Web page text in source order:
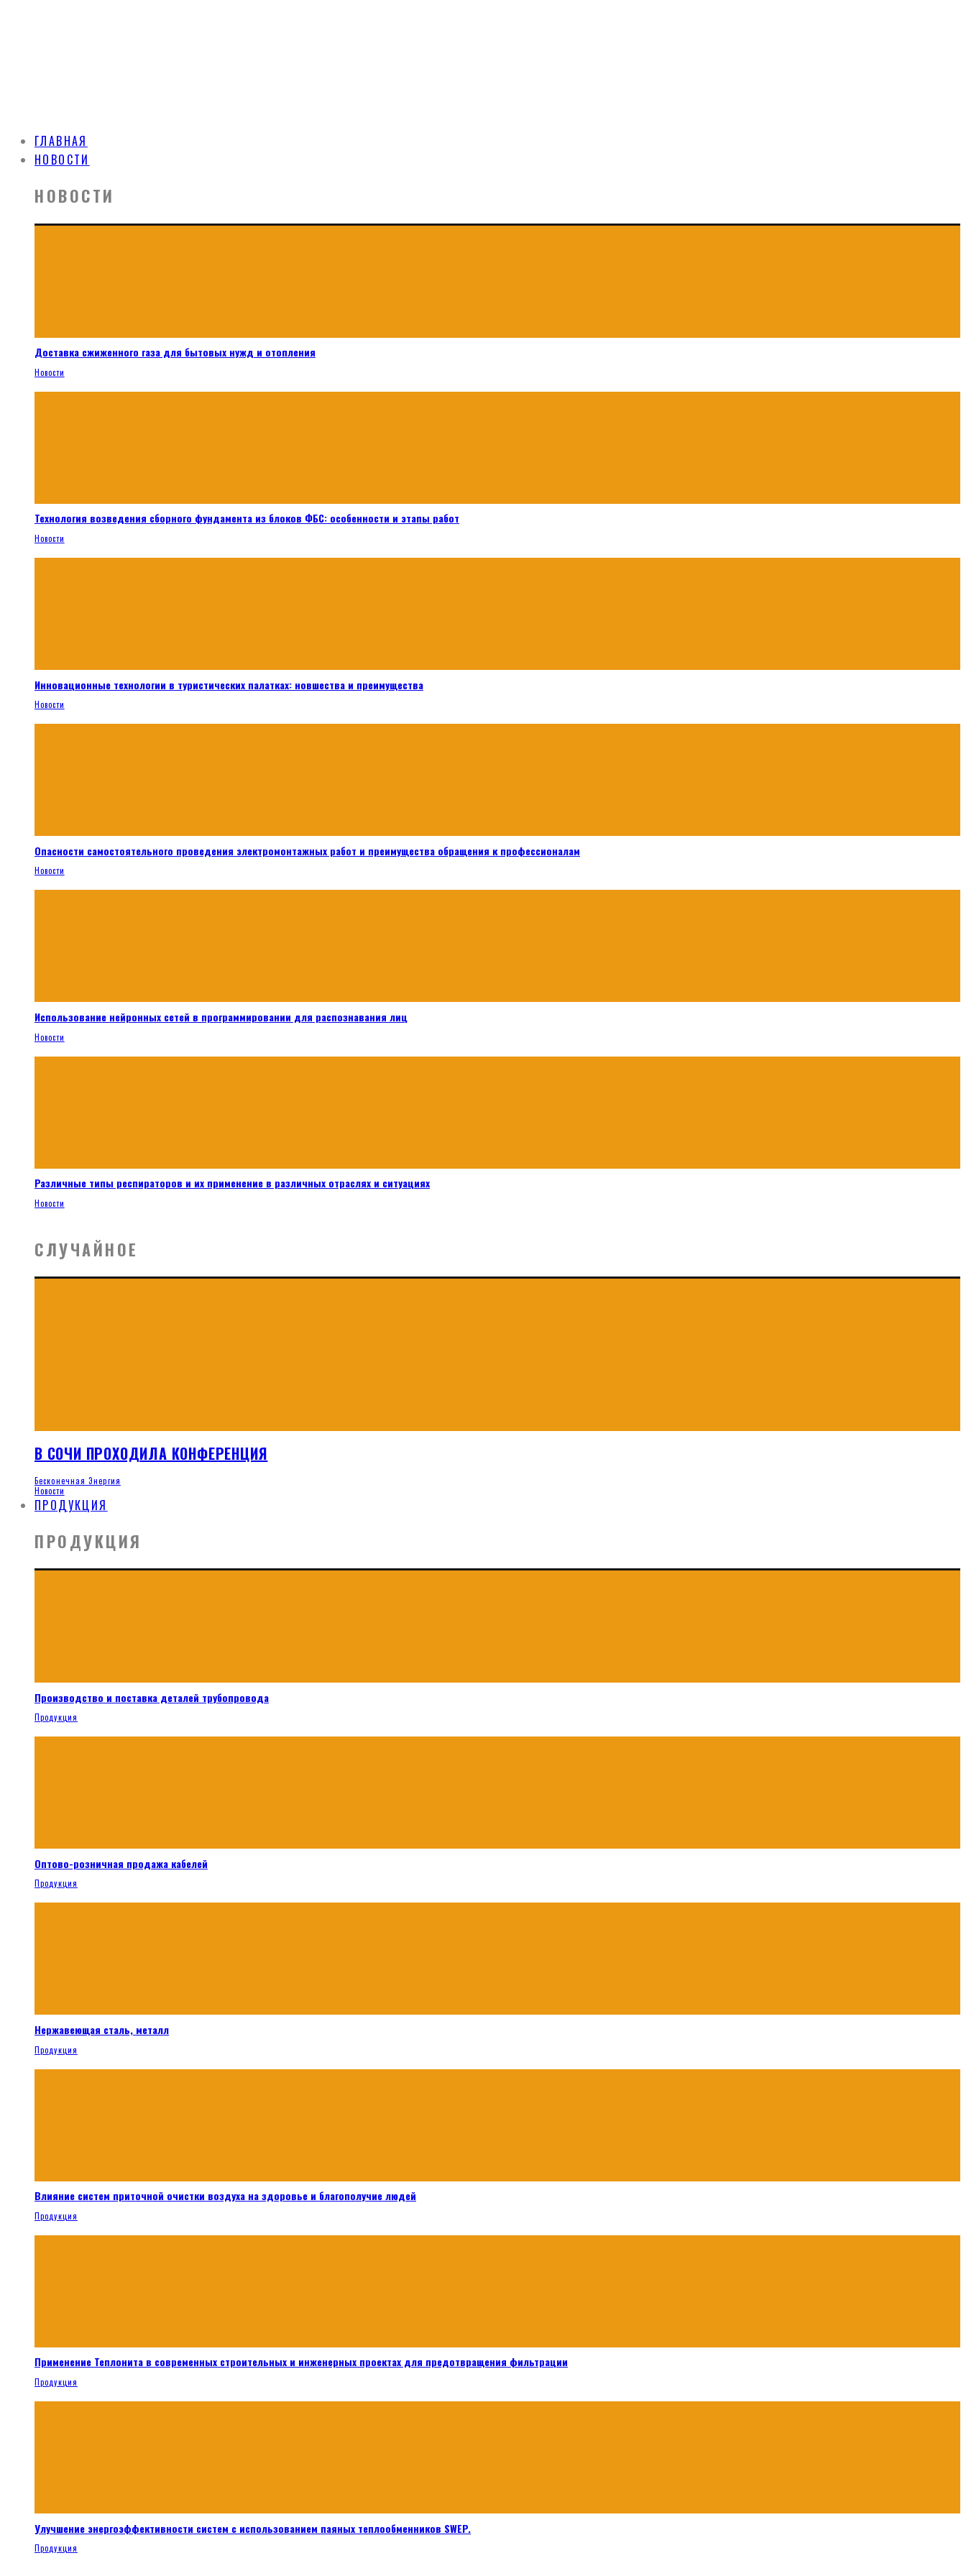
ГЛАВНАЯ
НОВОСТИ
НОВОСТИ
Доставка сжиженного газа для бытовых нужд и отопления
Новости
Технология возведения сборного фундамента из блоков ФБС: особенности и этапы работ
Новости
Инновационные технологии в туристических палатках: новшества и преимущества
Новости
Опасности самостоятельного проведения электромонтажных работ и преимущества обращения к профессионалам
Новости
Использование нейронных сетей в программировании для распознавания лиц
Новости
Различные типы респираторов и их применение в различных отраслях и ситуациях
Новости
СЛУЧАЙНОЕ
В СОЧИ ПРОХОДИЛА КОНФЕРЕНЦИЯ
Бесконечная Энергия
Новости
ПРОДУКЦИЯ
ПРОДУКЦИЯ
Производство и поставка деталей трубопровода
Продукция
Оптово-розничная продажа кабелей
Продукция
Нержавеющая сталь, металл
Продукция
Влияние систем приточной очистки воздуха на здоровье и благополучие людей
Продукция
Применение Теплонита в современных строительных и инженерных проектах для предотвращения фильтрации
Продукция
Улучшение энергоэффективности систем с использованием паяных теплообменников SWEP.
Продукция